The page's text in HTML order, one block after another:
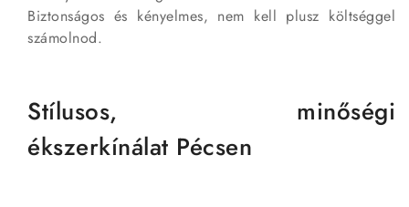
Biztonságos és kényelmes, nem kell plusz költséggel
számolnod.
Stílusos, minőségi
ékszerkínálat Pécsen